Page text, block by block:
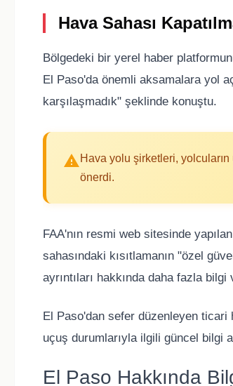
Hava Sahası
Bölgedeki bir yerel haber
El Paso'da önemli aksamalara yol
karşılaşmadık" şeklinde konuştu.
Hava yolu şirketleri,
önerdi.
FAA'nın resmi web sitesinde
sahasındaki kısıtlamanın "özel
ayrıntıları hakkında daha fazla bilgi
El Paso'dan sefer düzenleyen ticari
uçuş durumlarıyla ilgili güncel bilgi
El Paso Hakkında